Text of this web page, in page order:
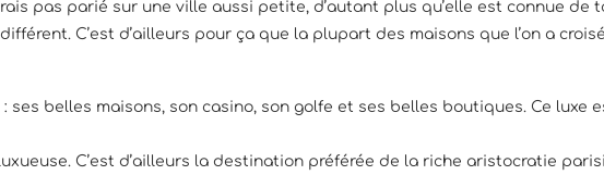
pas parié sur une ville aussi petite, d’autant plus qu’elle est connue de
C’est d’ailleurs pour ça que la plupart des maisons que l’on a
belles maisons, son casino, son golfe et ses belles boutiques. Ce luxe
C’est d’ailleurs la destination préférée de la riche aristocratie